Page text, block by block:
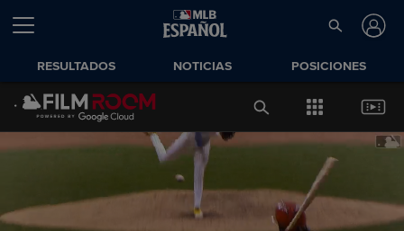
RESULTADOS NOTICIAS POSICIONES